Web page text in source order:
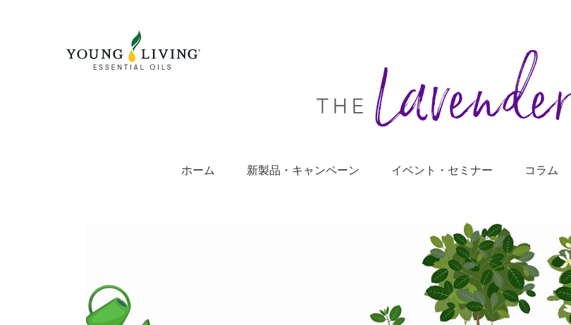
ホーム 新製品・キャンペーン イベント・セミナー コラム